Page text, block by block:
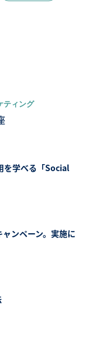
ティング
を学べる「Social
ンペーン。実施に